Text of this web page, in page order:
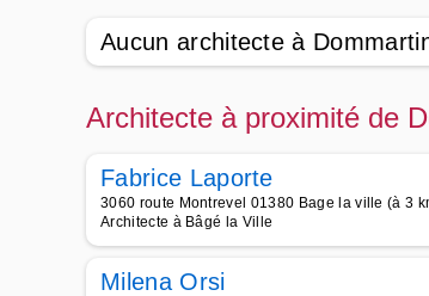
Aucun architecte à
Architecte à proximité de
Fabrice Laporte
3060 route Montrevel 01380 Bage la ville (à 3
Architecte à Bâgé la Ville
Milena Orsi